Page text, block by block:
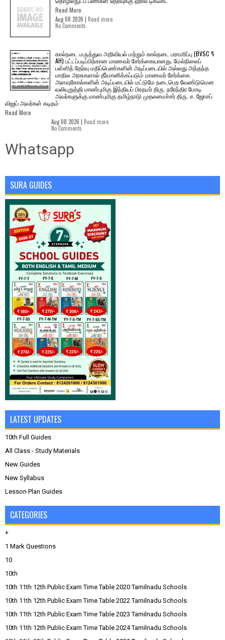
Read More
Aug 08 2026 | Read more
No Comments
கால்நடை மருத்துவ அறிவியல் மற்றும் கால்நடை பராமரிப்பு (BVSC &
AH) பட்டப்படிப்பிற்கான மாணவர் சேர்க்கையானது. மேல்நிலைப்
பள்ளித் தேர்வு மதிப்பெண்களின் அடிப்படையில் அல்லது அந்தந்த
மாநில அரசுகளால் தீர்மானிக்கப்படும் மாணவர் சேர்க்கை
அளவுகோல்களின் அடிப்படையில் மட்டுமே நடைபெற வேண்டுமென
வலியுறுத்தி மாண்புமிகு இந்தியப் பிரதமர் திரு. நரேந்திர மோடி
அவர்களுக்கு மாண்புமிகு தமிழ்நாடு முதலமைச்சர் திரு. ச. ஜோசப்
விஜய் அவர்கள் கடிதம்
Read More
Aug 08 2026 | Read more
No Comments
Whatsapp
SURA GUIDES
LATEST UPDATES
10th Full Guides
All Class - Study Materials
New Guides
New Syllabus
Lesson Plan Guides
CATEGORIES
+
1 Mark Questions
10
10th
10th 11th 12th Public Exam Time Table 2020 Tamilnadu Schools
10th 11th 12th Public Exam Time Table 2022 Tamilnadu Schools
10th 11th 12th Public Exam Time Table 2023 Tamilnadu Schools
10th 11th 12th Public Exam Time Table 2024 Tamilnadu Schools